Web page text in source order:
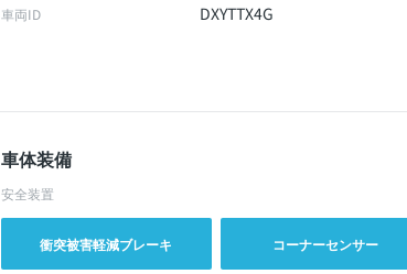
車両ID DXYTTX4G
車体装備
安全装置
衝突被害軽減ブレーキ コーナーセンサー